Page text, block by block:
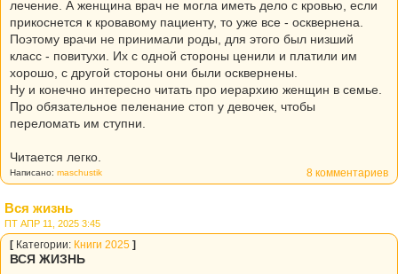
лечение. А женщина врач не могла иметь дело с кровью, если
прикоснется к кровавому пациенту, то уже все - осквернена.
Поэтому врачи не принимали роды, для этого был низший
класс - повитухи. Их с одной стороны ценили и платили им
хорошо, с другой стороны они были осквернены.
Ну и конечно интересно читать про иерархию женщин в семье.
Про обязательное пеленание стоп у девочек, чтобы
переломать им ступни.
Читается легко.
8 комментариев
Написано: maschustik
Вся жизнь
ПТ АПР 11, 2025 3:45
[ Категории: Книги 2025 ]
ВСЯ ЖИЗНЬ